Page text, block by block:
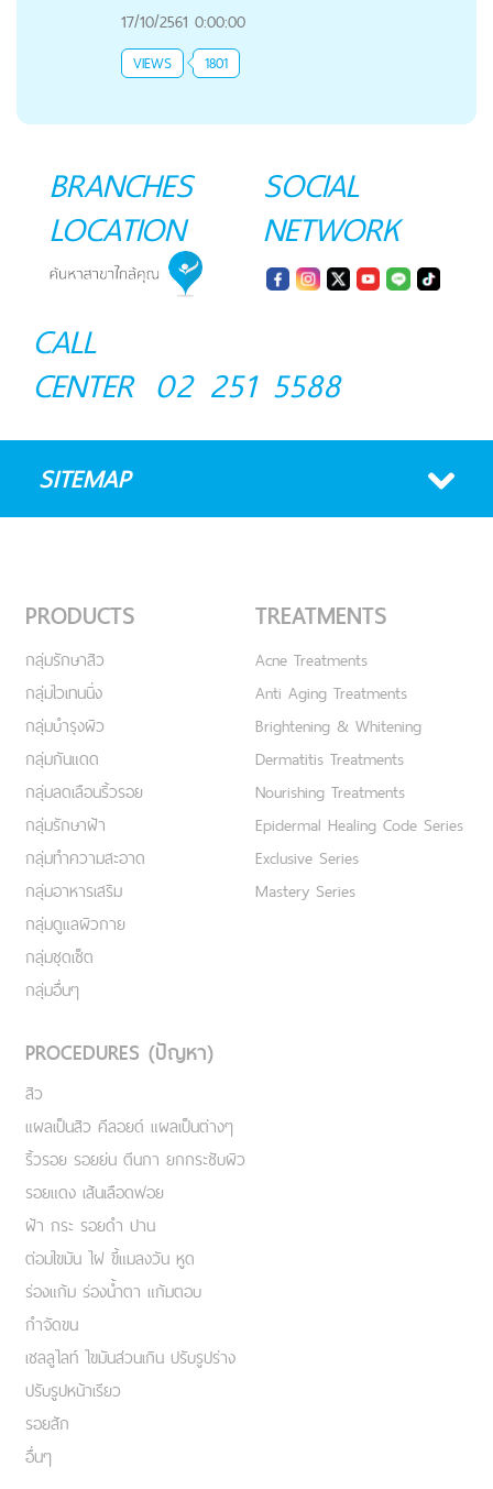
17/10/2561 0:00:00
VIEWS 1801
BRANCHES
LOCATION
SOCIAL
NETWORK
CALL
CENTER 02 251 5588
SITEMAP
PRODUCTS
กลุ่มรักษาสิว
กลุ่มไวเทนนิ่ง
กลุ่มบำรุงผิว
กลุ่มกันแดด
กลุ่มลดเลือนริ้วรอย
กลุ่มรักษาฝ้า
กลุ่มทำความสะอาด
กลุ่มอาหารเสริม
กลุ่มดูแลผิวกาย
กลุ่มชุดเซ็ต
กลุ่มอื่นๆ
TREATMENTS
Acne Treatments
Anti Aging Treatments
Brightening & Whitening
Dermatitis Treatments
Nourishing Treatments
Epidermal Healing Code Series
Exclusive Series
Mastery Series
PROCEDURES (ปัญหา)
สิว
แผลเป็นสิว คีลอยด์ แผลเป็นต่างๆ
ริ้วรอย รอยย่น ตีนกา ยกกระชับผิว
รอยแดง เส้นเลือดฟอย
ฝ้า กระ รอยดำ ปาน
ต่อมไขมัน ไฝ ขี้แมลงวัน หูด
ร่องแก้ม ร่องน้ำตา แก้มตอบ
กำจัดขน
เชลลูไลท์ ไขมันส่วนเกิน ปรับรูปร่าง
ปรับรูปหน้าเรียว
รอยสัก
อื่นๆ